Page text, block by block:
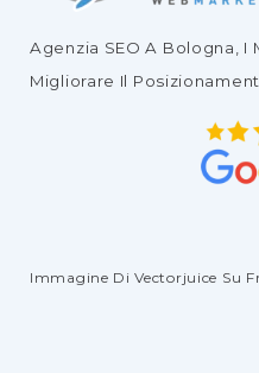
Agenzia SEO A Bologna, I
Migliorare Il
Immagine Di Vectorjuice Su